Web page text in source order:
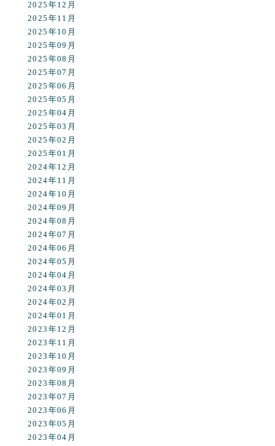
2025年12月
2025年11月
2025年10月
2025年09月
2025年08月
2025年07月
2025年06月
2025年05月
2025年04月
2025年03月
2025年02月
2025年01月
2024年12月
2024年11月
2024年10月
2024年09月
2024年08月
2024年07月
2024年06月
2024年05月
2024年04月
2024年03月
2024年02月
2024年01月
2023年12月
2023年11月
2023年10月
2023年09月
2023年08月
2023年07月
2023年06月
2023年05月
2023年04月